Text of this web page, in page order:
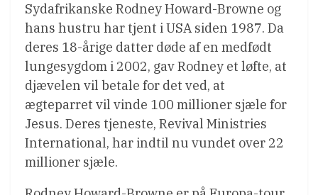
Sydafrikanske Rodney Howard-Browne og
hans hustru har tjent i USA siden 1987. Da
deres 18-årige datter døde af en medfødt
lungesygdom i 2002, gav Rodney et løfte, at
djævelen vil betale for det ved, at
ægteparret vil vinde 100 millioner sjæle for
Jesus. Deres tjeneste, Revival Ministries
International, har indtil nu vundet over 22
millioner sjæle.